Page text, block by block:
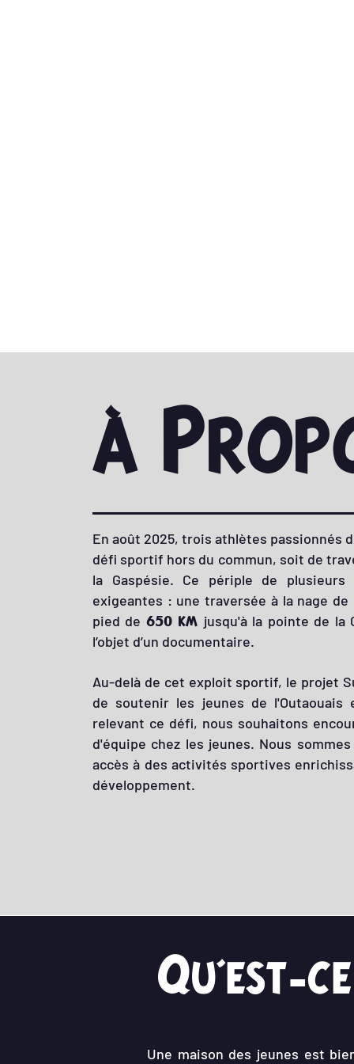
à
En août 2025, trois athlètes passionnés
défi sportif hors du commun, soit de
la Gaspésie. Ce périple de
exigeantes : une traversée à la nage de
pied de 650 km jusqu'à la pointe de la
l’objet d’un documentaire.
Au-delà de cet exploit sportif, le projet
de soutenir les jeunes de
relevant ce défi, nous souhaitons
d'équipe chez les jeunes. Nous
accès à des activités sportives
développement.
Qu'est-
Une maison des jeunes est